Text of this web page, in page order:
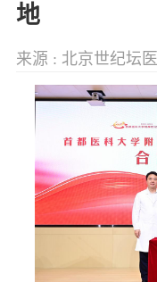
地
来源 : 北京世纪坛